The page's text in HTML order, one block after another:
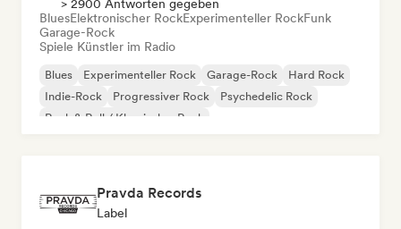
> 2900 Antworten gegeben
BluesElektronischer RockExperimenteller RockFunk
Garage-Rock
Spiele Künstler im Radio
Blues Experimenteller Rock Garage-Rock
Hard Rock
Indie-Rock
Progressiver Rock
Psychedelic Rock
Rock & Roll / Klassischer Rock
Pravda Records
Label